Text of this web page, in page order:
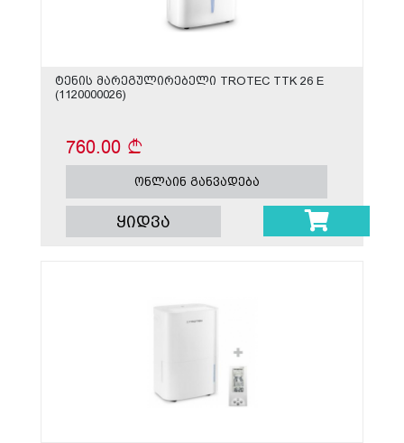
ტენის მარეგულირებელი TROTEC TTK 26 E
(1120000026)
760.00
ონლაინ განვადება
ყიდვა